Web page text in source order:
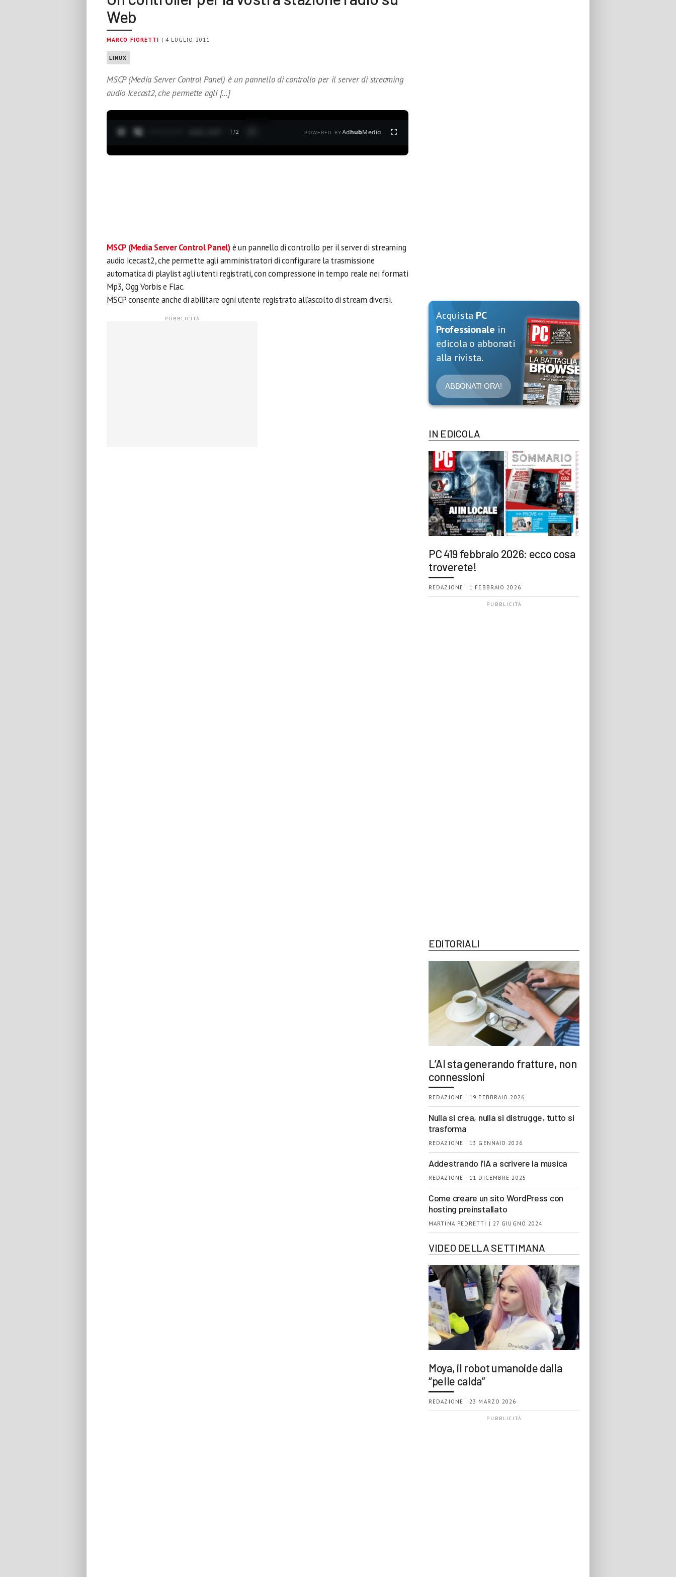
Web
MARCO FIORETTI | 4 LUGLIO 2011
LINUX
MSCP (Media Server Control Panel) è un pannello di controllo per il server di streaming
audio Icecast2, che permette agli […]
1 /2 POWERED BYAdhubMedia
MSCP (Media Server Control Panel)è un pannello di controllo per il server di streaming
audio Icecast2, che permette agli amministratori di configurare la trasmissione
automatica di playlist agli utenti registrati, con compressione in tempo reale nei formati
Mp3, Ogg Vorbis e Flac.
MSCP consente anche di abilitare ogni utente registrato all’ascolto di stream diversi.
Acquista PC
Professionale in
edicola o abbonati
alla rivista.
ABBONATI ORA!
IN EDICOLA
PC 419 febbraio 2026: ecco cosa
troverete!
REDAZIONE | 1 FEBBRAIO 2026
EDITORIALI
L’AI sta generando fratture, non
connessioni
REDAZIONE | 19 FEBBRAIO 2026
Nulla si crea, nulla si distrugge, tutto si
trasforma
REDAZIONE | 13 GENNAIO 2026
Addestrando l’IA a scrivere la musica
REDAZIONE | 11 DICEMBRE 2025
Come creare un sito WordPress con
hosting preinstallato
MARTINA PEDRETTI | 27 GIUGNO 2024
VIDEO DELLA SETTIMANA
Moya, il robot umanoide dalla
“pelle calda”
REDAZIONE | 23 MARZO 2026